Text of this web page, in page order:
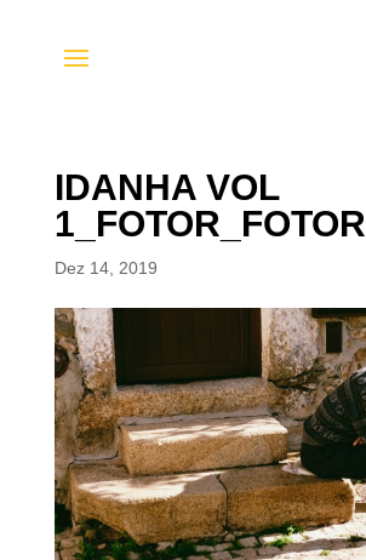
IDANHA VOL
1_FOTOR_FOTOR
Dez 14, 2019